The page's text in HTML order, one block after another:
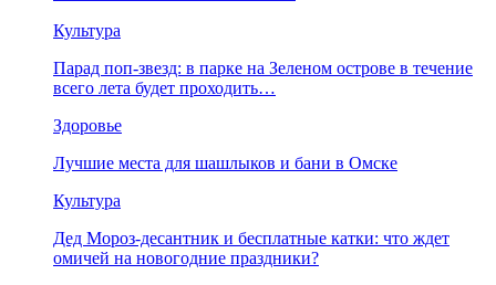
Культура
Парад поп-звезд: в парке на Зеленом острове в течение
всего лета будет проходить…
Здоровье
Лучшие места для шашлыков и бани в Омске
Культура
Дед Мороз-десантник и бесплатные катки: что ждет
омичей на новогодние праздники?